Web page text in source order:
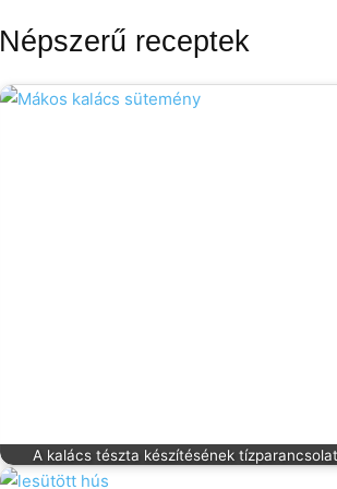
Népszerű receptek
A kalács tészta készítésének